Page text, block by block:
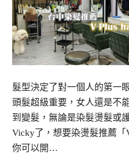
髮型決定了對一個人的第一
頭髮超級重要，女人還是不
到變髮，無論是染髮燙髮或
Vicky了，想要染燙髮推薦「
你可以開…